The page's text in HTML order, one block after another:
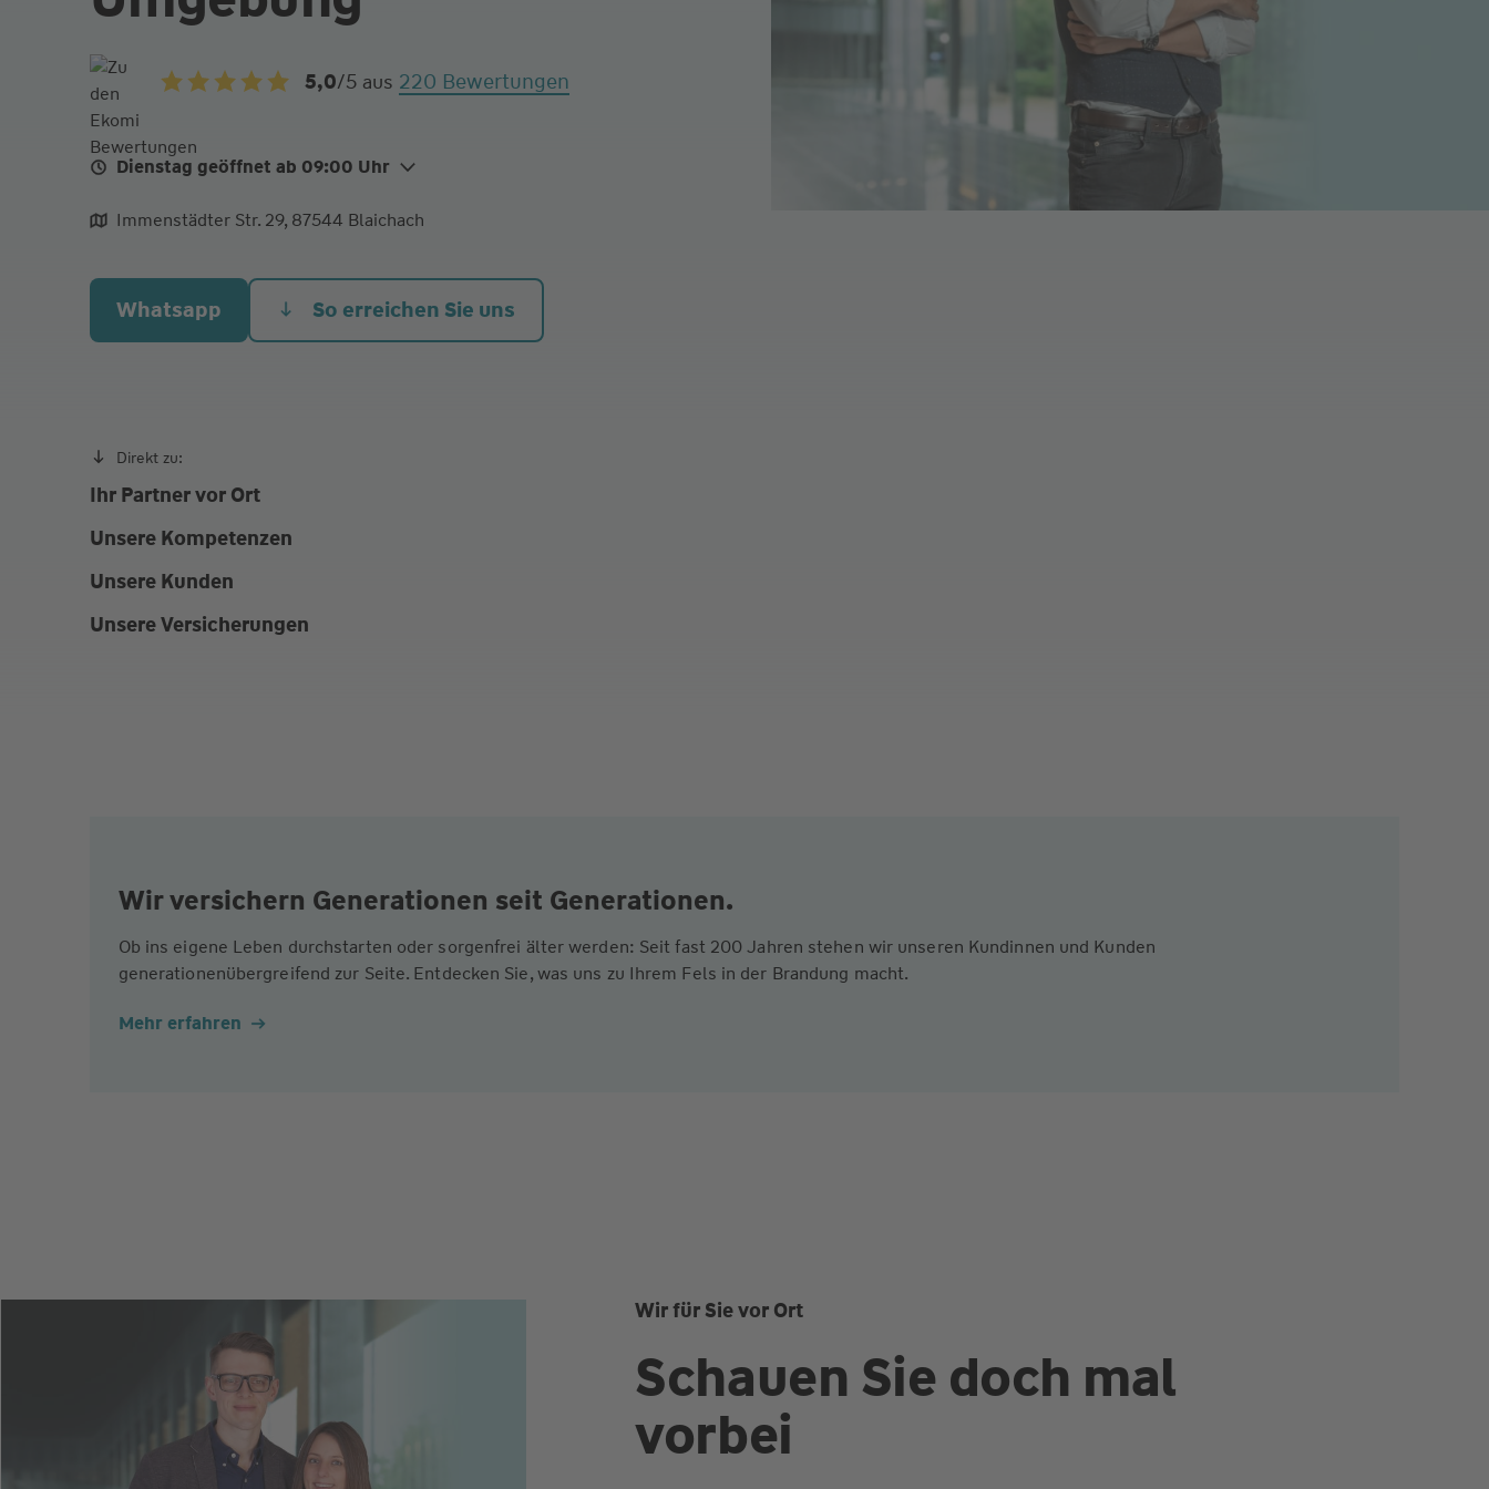
5,0/5 aus 220 Bewertungen
Dienstag geöffnet ab 09:00 Uhr
Di.
09:00 - 12:00
Do.
09:00 - 12:00
Immenstädter Str. 29, 87544 Blaichach
Whatsapp So erreichen Sie uns
Direkt zu:
Ihr Partner vor Ort
Unsere Kompetenzen
Unsere Kunden
Unsere Versicherungen
Wir versichern Generationen seit Generationen.
Ob ins eigene Leben durchstarten oder sorgenfrei älter werden: Seit fast 200 Jahren stehen wir unseren Kundinnen und Kunden
generationenübergreifend zur Seite. Entdecken Sie, was uns zu Ihrem Fels in der Brandung macht.
Mehr erfahren
Wir für Sie vor Ort
Schauen Sie doch mal
vorbei